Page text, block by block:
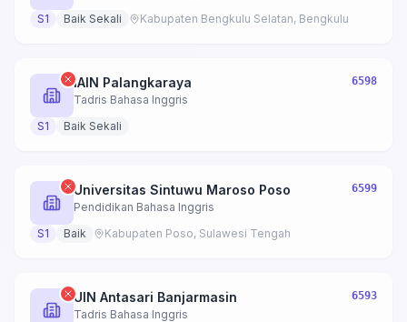
S1 Baik Sekali Kabupaten Bengkulu Selatan, Bengkulu
IAIN Palangkaraya
Tadris Bahasa Inggris
6598
S1 Baik Sekali
Universitas Sintuwu Maroso Poso
Pendidikan Bahasa Inggris
6599
S1 Baik Kabupaten Poso, Sulawesi Tengah
UIN Antasari Banjarmasin
Tadris Bahasa Inggris
6593